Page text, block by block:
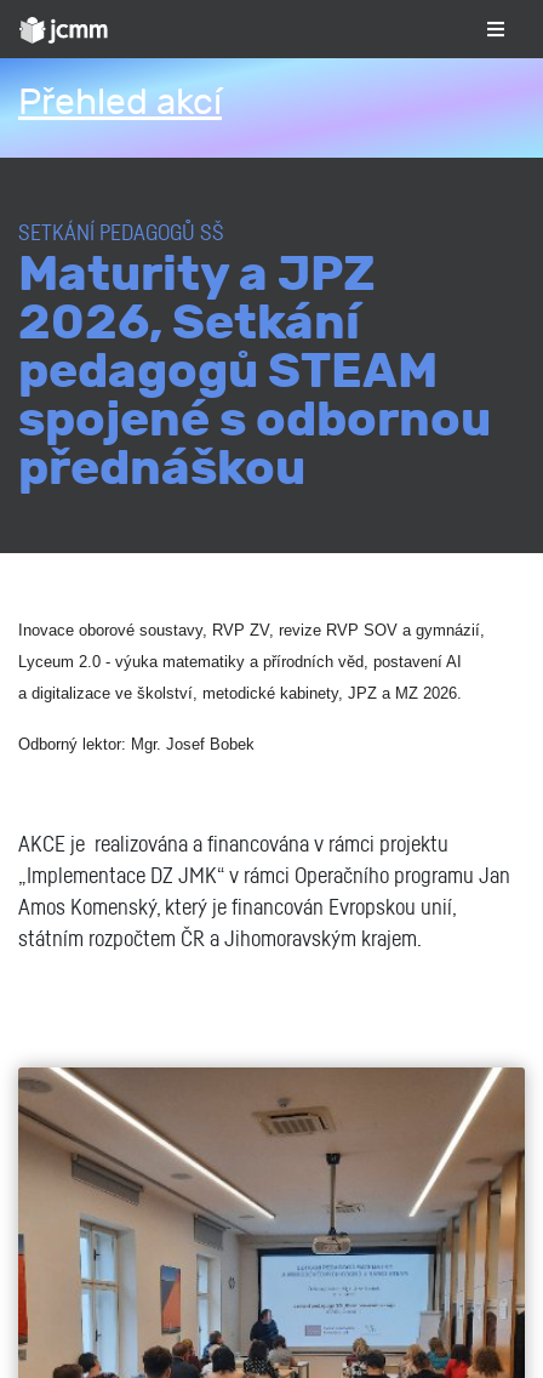
Přehled akcí
SETKÁNÍ PEDAGOGŮ SŠ
Maturity a JPZ
2026, Setkání
pedagogů STEAM
spojené s odbornou
přednáškou
Inovace oborové soustavy, RVP ZV, revize RVP SOV a gymnázií,
Lyceum 2.0 - výuka matematiky a přírodních věd, postavení AI
a digitalizace ve školství, metodické kabinety, JPZ a MZ 2026.
Odborný lektor: Mgr. Josef Bobek
AKCE je realizována a financována v rámci projektu
„Implementace DZ JMK“ v rámci Operačního programu Jan
Amos Komenský, který je financován Evropskou unií,
státním rozpočtem ČR a Jihomoravským krajem.